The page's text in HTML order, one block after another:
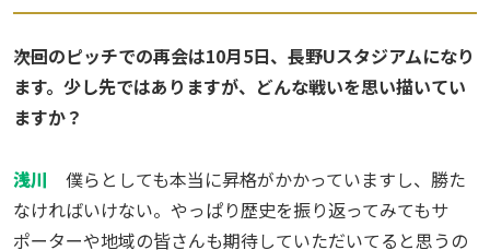
――次回のピッチでの再会は10月5日、長野Uスタジアムになり
ます。少し先ではありますが、どんな戦いを思い描いてい
ますか？
浅川 僕らとしても本当に昇格がかかっていますし、勝た
なければいけない。やっぱり歴史を振り返ってみてもサ
ポーターや地域の皆さんも期待していただいてると思うの